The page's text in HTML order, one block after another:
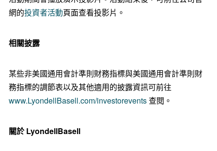
網的投資者活動頁面查看投影片。
相關披露
某些非美國通用會計準則財務指標與美國通用會計準則財
務指標的調節表以及其他適用的披露資訊可前往
www.LyondellBasell.com/investorevents查閱。
關於 LyondellBasell